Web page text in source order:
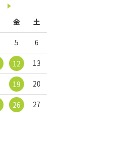
金 土
5 6
12 13
19 20
26 27